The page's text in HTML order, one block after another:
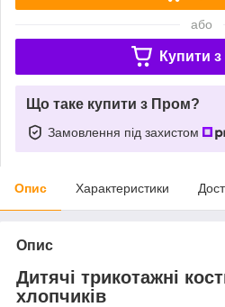
або
Купити з
Що таке купити з Пром?
Замовлення під захистом
Опис Характеристики
Опис
Дитячі трикотажні
хлопчиків